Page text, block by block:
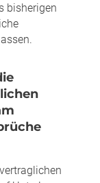
bisherigen